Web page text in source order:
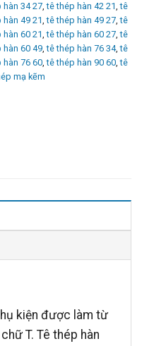
hàn 34 27,tê thép hàn 42 21,tê
hàn 49 21,tê thép hàn 49 27,tê
hàn 60 21,tê thép hàn 60 27,tê
hàn 60 49,tê thép hàn 76 34,tê
hàn 76 60,tê thép hàn 90 60,tê
mạ kẽm
kiện được làm từ
T. Tê thép hàn